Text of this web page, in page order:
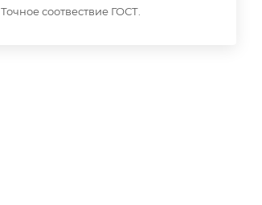
Точное соотвествие ГОСТ.